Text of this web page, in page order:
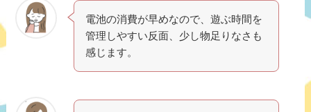
電池の消費が早めなので、遊ぶ時間を
管理しやすい反面、少し物足りなさも
感じます。